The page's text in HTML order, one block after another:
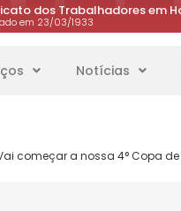
dos Trabalhadores em
em 23/03/1933
Notícias
começar a nossa 4° Copa de